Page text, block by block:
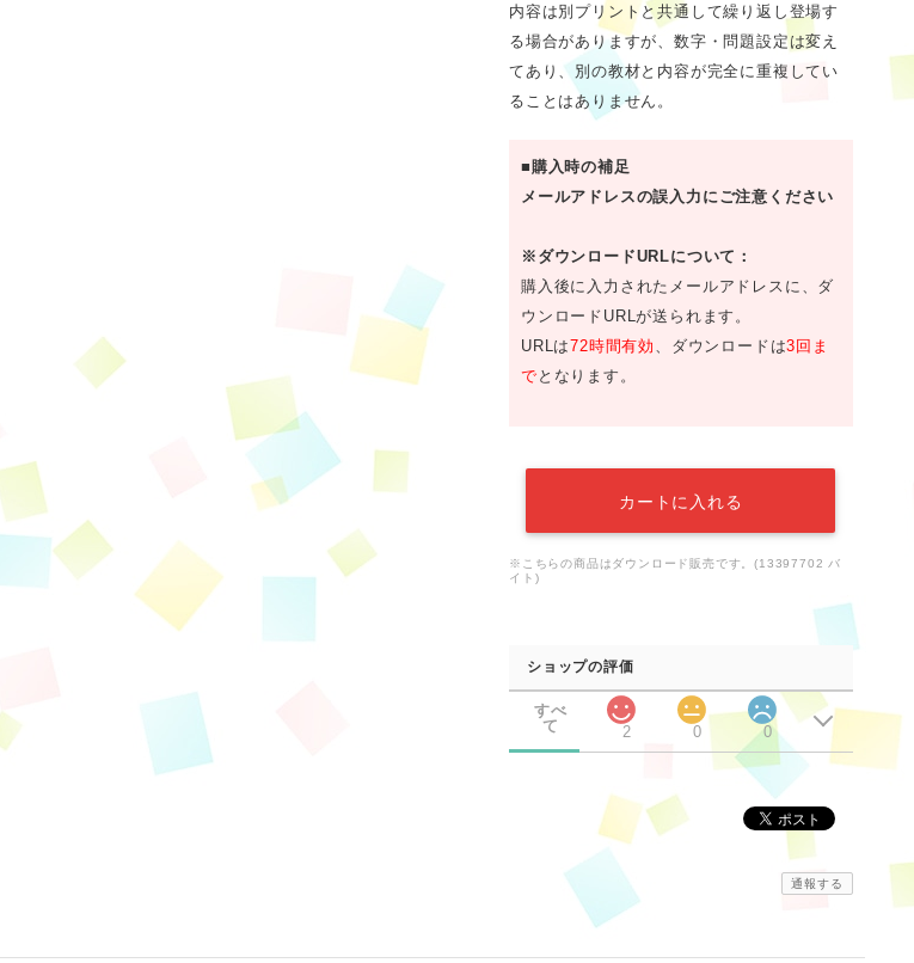
内容は別プリントと共通して繰り返し登場す
る場合がありますが、数字・問題設定は変え
てあり、別の教材と内容が完全に重複してい
ることはありません。
■購入時の補足
メールアドレスの誤入力にご注意ください
※ダウンロードURLについて：
購入後に入力されたメールアドレスに、ダ
ウンロードURLが送られます。
URLは72時間有効 、ダウンロードは3回ま
で となります。
カートに入れる
※こちらの商品はダウンロード販売です。(13397702 バ
イト)
ショップの評価
すべ
て
2 0 0
通報する